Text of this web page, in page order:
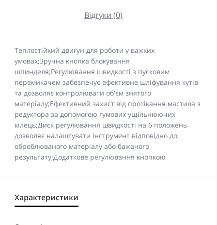
Відгуки (0)
Теплостійкий двигун для роботи у важких
умовах;Зручна кнопка блокування
шпинделя;Регулювання швидкості з пусковим
перемикачем забезпечує ефективне шліфування кутів
та дозволяє контролювати об'єм знятого
матеріалу;Ефективний захист від протікання мастила з
редуктора за допомогою гумових ущільнюючих
кілець;Диск регулювання швидкості на 6 положень
дозволяє налаштувати інструмент відповідно до
оброблюваного матеріалу або бажаного
результату;Додаткове регулювання кнопкою
Характеристики